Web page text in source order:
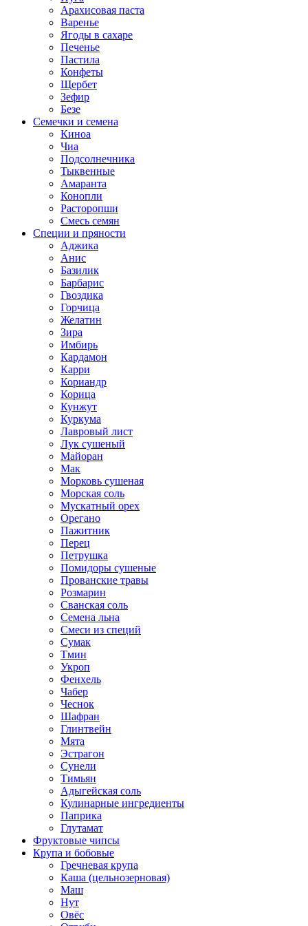
Арахисовая паста
Варенье
Ягоды в сахаре
Печенье
Пастила
Конфеты
Щербет
Зефир
Безе
Семечки и семена
Киноа
Чиа
Подсолнечника
Тыквенные
Амаранта
Конопли
Расторопши
Смесь семян
Специи и пряности
Аджика
Анис
Базилик
Барбарис
Гвоздика
Горчица
Желатин
Зира
Имбирь
Кардамон
Карри
Кориандр
Корица
Кунжут
Куркума
Лавровый лист
Лук сушеный
Майоран
Мак
Морковь сушеная
Морская соль
Мускатный орех
Орегано
Пажитник
Перец
Петрушка
Помидоры сушеные
Прованские травы
Розмарин
Сванская соль
Семена льна
Смеси из специй
Сумак
Тмин
Укроп
Фенхель
Чабер
Чеснок
Шафран
Глинтвейн
Мята
Эстрагон
Сунели
Тимьян
Адыгейская соль
Кулинарные ингредиенты
Паприка
Глутамат
Фруктовые чипсы
Крупа и бобовые
Гречневая крупа
Каша (цельнозерновая)
Маш
Нут
Овёс